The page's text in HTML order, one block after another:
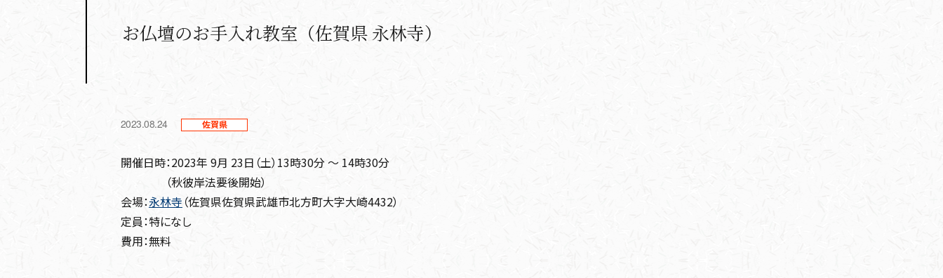
お仏壇のお手入れ教室（佐賀県 永林寺）
2023.08.24 佐賀県
開催日時：2023年 9月 23日（土）13時30分 ～ 14時30分
（秋彼岸法要後開始）
会場：永林寺 （佐賀県佐賀県武雄市北方町大字大崎4432）
定員：特になし
費用：無料